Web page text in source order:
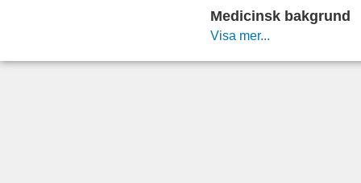
Medicinsk bakgrund
Visa mer...